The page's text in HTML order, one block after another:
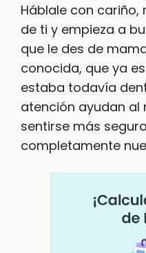
Háblale con
de ti y empieza a
que le des de
conocida, que ya
estaba todavía
atención ayudan al
sentirse más
completamente